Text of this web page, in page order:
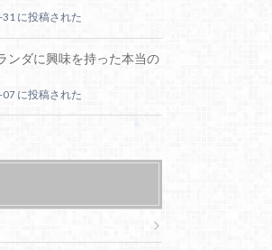
に投稿された
ンダに興味を持った本当の
に投稿された